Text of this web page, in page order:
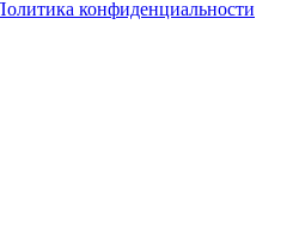
конфиденциальности